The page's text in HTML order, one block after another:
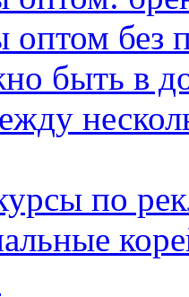
оптом без
быть в
по